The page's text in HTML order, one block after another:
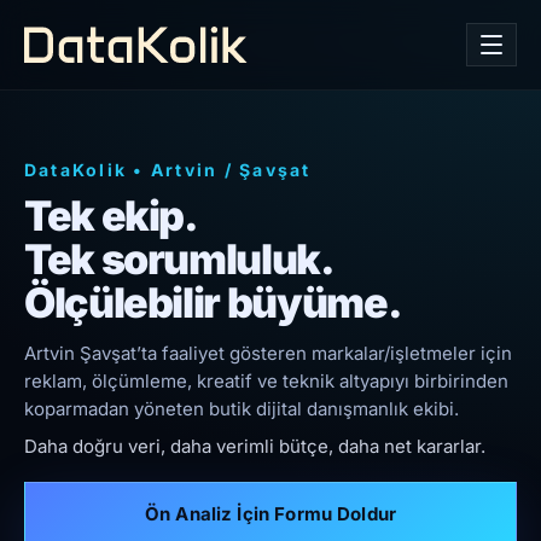
DataKolik • Artvin /Şavşat
Tek ekip.
Tek sorumluluk.
Ölçülebilir büyüme.
Artvin Şavşat’ta faaliyet gösteren markalar/işletmeler için
reklam, ölçümleme, kreatif ve teknik altyapıyı birbirinden
koparmadan yöneten butik dijital danışmanlık ekibi.
Daha doğru veri, daha verimli bütçe, daha net kararlar.
Ön Analiz İçin Formu Doldur